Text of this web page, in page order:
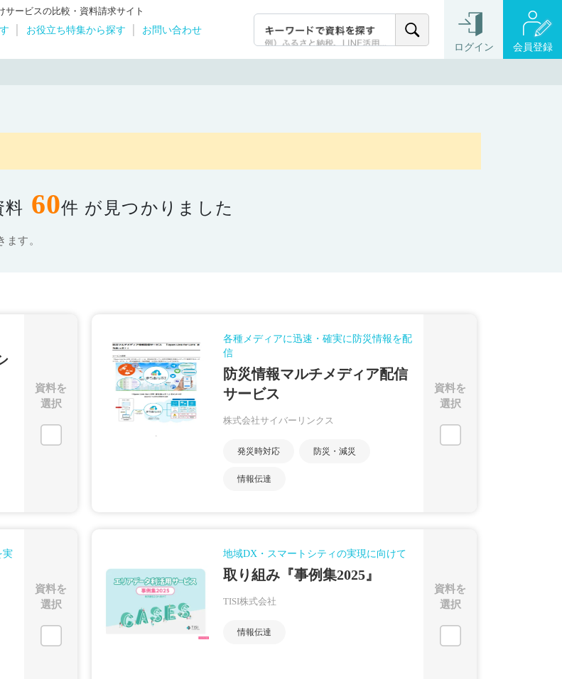
ービスの比較・資料請求サイト
お役立ち特集から探す
お問い合わせ
ログイン 会員登録
料 60件 が見つかりました
す。
資料を
選択
各種メディアに迅速・確実に防災情報を配
信
防災情報マルチメディア配信
サービス
株式会社サイバーリンクス
発災時対応 防災・減災
情報伝達
資料を
選択
実
資料を
選択
地域DX・スマートシティの実現に向けて
取り組み『事例集2025』
TISI株式会社
情報伝達
資料を
選択